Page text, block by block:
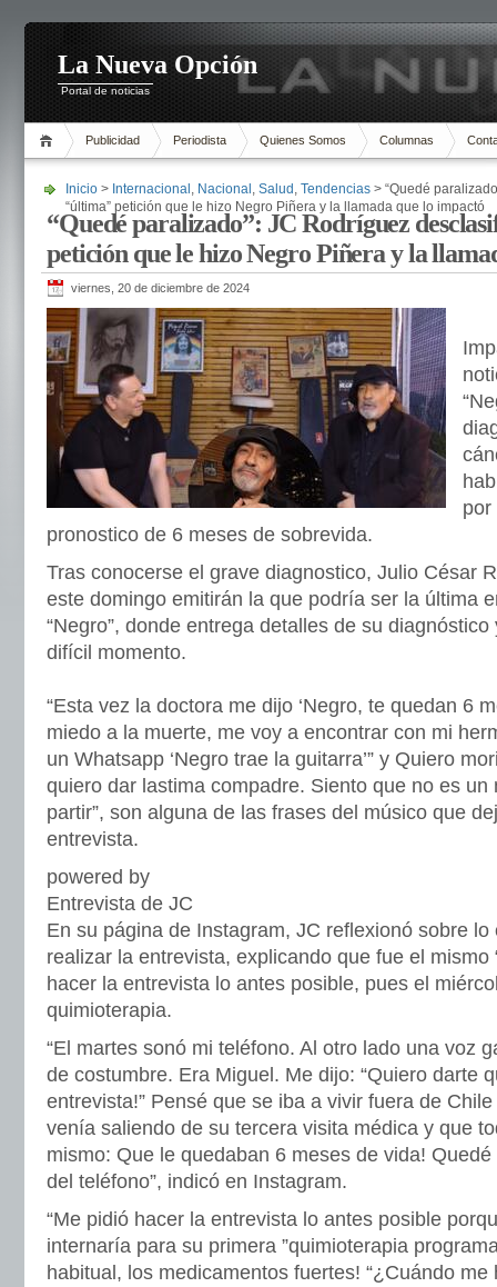
La Nueva Opción
Portal de noticias
Publicidad Periodista Quienes Somos Columnas
Inicio > Internacional , Nacional , Salud , Tendencias > “Quedé
“última” petición que le hizo Negro Piñera y la llamada que lo impactó
“Quedé paralizado”: JC Rodríguez
petición que le hizo Negro Piñera y la
viernes, 20 de diciembre de 2024
por
pronostico de 6 meses de sobrevida.
Tras conocerse el grave diagnostico, Julio César
este domingo emitirán la que podría ser la última
“Negro”, donde entrega detalles de su
difícil momento.
“Esta vez la doctora me dijo ‘Negro, te quedan 6
miedo a la muerte, me voy a encontrar con mi
un Whatsapp ‘Negro trae la guitarra’” y Quiero
quiero dar lastima compadre. Siento que no es un
partir”, son alguna de las frases del músico que
entrevista.
powered by
Entrevista de JC
En su página de Instagram, JC reflexionó sobre lo
realizar la entrevista, explicando que fue el mismo
hacer la entrevista lo antes posible, pues el
quimioterapia.
“El martes sonó mi teléfono. Al otro lado una voz
de costumbre. Era Miguel. Me dijo: “Quiero darte
entrevista!” Pensé que se iba a vivir fuera de
venía saliendo de su tercera visita médica y que
mismo: Que le quedaban 6 meses de vida!
del teléfono”, indicó en Instagram.
“Me pidió hacer la entrevista lo antes posible
internaría para su primera ”quimioterapia
habitual, los medicamentos fuertes! “¿Cuándo